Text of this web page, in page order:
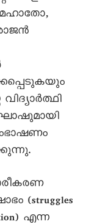
മഹാതോ,
(struggles
എന്ന